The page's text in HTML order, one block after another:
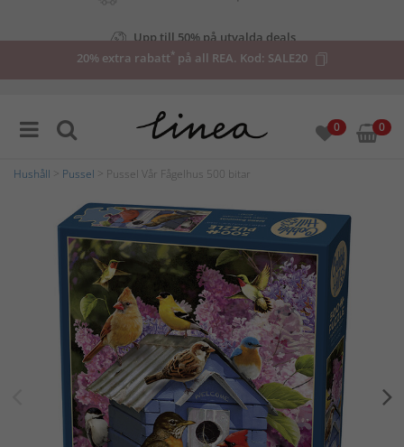
20% extra rabatt*på all REA. Kod: SALE20
0 0
Hushåll Pussel > Pussel Vår Fågelhus 500 bitar